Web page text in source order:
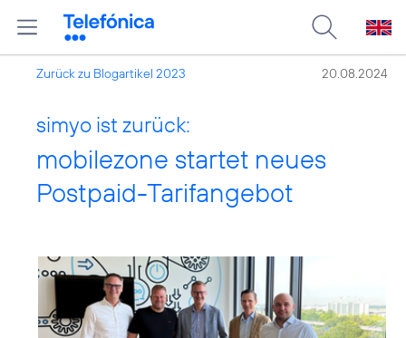
Zurück zu Blogartikel 2023 20.08.2024
simyo ist zurück:
mobilezone startet neues
Postpaid-Tarifangebot